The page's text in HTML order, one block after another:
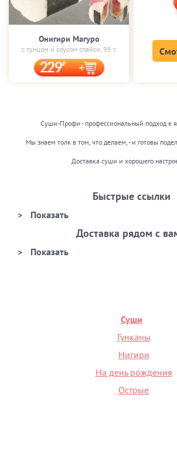
Онигири Магуро
с тунцом и соусом спайси, 95 г.
229
Суши-Профи - профессиональный подход к
Мы знаем толк в том, что делаем, - и готовы
Доставка суши и хорошего
Быстрые ссылки
Доставка рядом с
Суши
Гунканы
Нигири
На день рождения
Острые